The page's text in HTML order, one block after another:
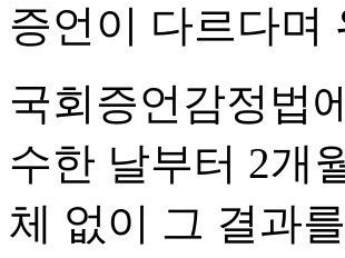
증언이 다르다며
국회증언감정법
수한 날부터 2개
체 없이 그 결과